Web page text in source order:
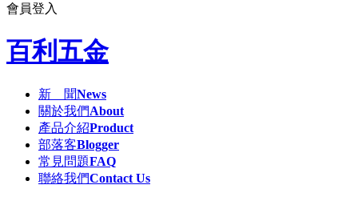
會員登入
百利五金
新 聞News
關於我們About
產品介紹Product
部落客Blogger
常見問題FAQ
聯絡我們Contact Us